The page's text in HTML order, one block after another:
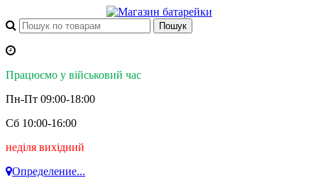
Працюємо у військовий час
Пн-Пт 09:00-18:00
Сб 10:00-16:00
неділя вихідний
Определение...